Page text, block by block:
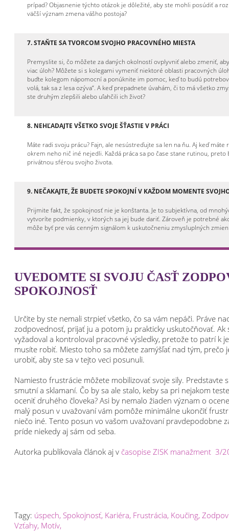
prípad? Objasnenie týchto otázok je dôležité, aby ste mohli posúdiť a
väčší význam zmena vášho postoja?
7. STAŇTE SA TVORCOM SVOJHO PRACOVNÉHO MIESTA
Premyslite si, čo môžete za daných okolností ovplyvniť alebo zmeniť,
viac úloh? Môžete si s kolegami vymeniť niektoré oblasti pracovných
buďte kolegom nápomocní a ponúknite im pomoc, keď to budú
volá, tak sa z lesa ozýva“. A keď prepadnete úvahám, či to má všetko
ste druhým zlepšili alebo uľahčili ich život?
8. NEHĽADAJTE VŠETKO SVOJE ŠŤASTIE V PRÁCI
Máte radi svoju prácu? Fajn, ale nesústreďujte sa len na ňu. Aj keď
okrem neho nič iné nejedli. Každá práca sa po čase stane rutinou,
privátnou sférou svojho života.
9. NEČAKAJTE, ŽE BUDETE SPOKOJNÍ V KAŽDOM MOMENTE
Prijmite fakt, že spokojnosť nie je konštanta. Je to subjektívna, od
vytvoríte podmienky, v ktorých sa jej bude dariť. Zároveň je potrebné
môže byť pre vás cenným signálom k uskutočneniu zmysluplných
UVEDOMTE SI SVOJU ČASŤ
SPOKOJNOSŤ
Určite by ste nemali strpieť všetko, čo sa vám nepáči. Práve
zodpovednosť, prijať ju a potom ju prakticky uskutočňovať. Ak
vyžadoval a kontroloval pracovné výsledky, pretože to patrí k
musíte robiť. Miesto toho sa môžete zamýšľať nad tým,
urobiť, aby ste sa v tejto veci posunuli.
Namiesto frustrácie môžete mobilizovať svoje sily. Predstavte
smutní a sklamaní. Čo by sa ale stalo, keby sa pri nejakom
oceniť druhého človeka? Asi by nemalo žiaden význam o
malý posun v uvažovaní vám pomôže minimálne ukončiť
niečo iné. Tento posun vo vašom uvažovaní pravdepodobne
príde niekedy aj sám od seba.
Autorka publikovala článok aj v časopise ZISK manažment 3/
Tagy: úspech, Spokojnosť, Kariéra, Frustrácia, Koučing,
Vzťahy, Motív,